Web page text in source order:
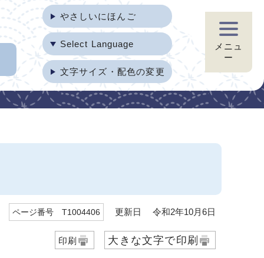
やさしいにほんご
Select Language
文字サイズ・配色の変更
メニュ
ー
ページ番号 T1004406 更新日 令和2年10月6日
印刷 大きな文字で印刷